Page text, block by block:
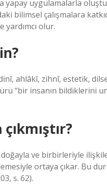
yapay uygulamalarla
bilimsel çalışmalara
olur.
ahlâkî, zihnî, estetik,
“bir insanın bildiklerini
ve birbirleriyle
ortaya çıkar. Bu
s. 62).